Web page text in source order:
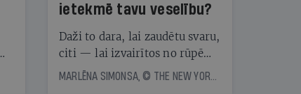
ietekmē tavu veselību?
Daži to dara, lai zaudētu svaru,
citi — lai izvairītos no rūpēm,
kas saistītas ar ēdienreižu